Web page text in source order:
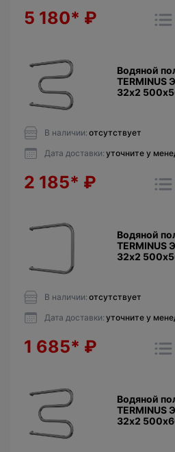
5 180* ₽
Водяной
TERMINUS
32х2
В наличии: отсутствует
Дата доставки: уточните у
2 185* ₽
Водяной
TERMINUS
32х2
В наличии: отсутствует
Дата доставки: уточните у
1 685* ₽
Водяной
TERMINUS
32х2